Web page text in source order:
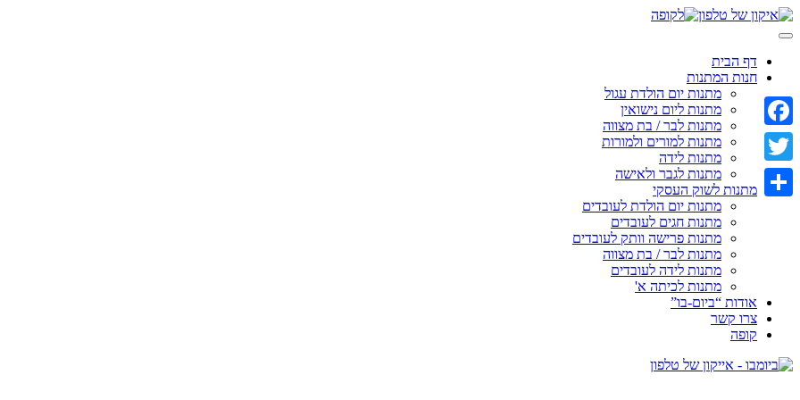
Skip
to
דף הבית
חנות המתנות
מתנות יום הולדת עגול
מתנות ליום נישואין
מתנות לבר / בת מצווה
מתנות למורים ולמורות
מתנות לידה
מתנות לגבר ולאישה
מתנות לשוק העסקי
מתנות יום הולדת לעובדים
מתנות חגים לעובדים
מתנות פרישה וותק לעובדים
מתנות לבר / בת מצווה
מתנות לידה לעובדים
מתנות לכיתה א'
אודות “ביום-בו”
צרו קשר
קופה
Facebook
Twitter